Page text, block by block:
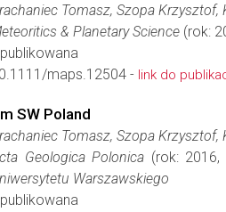
Tomasz, Szopa Krzysztof,
& Planetary Science (rok:
maps.12504 - link do
SW Poland
Tomasz, Szopa Krzysztof,
Geologica Polonica (rok:
Warszawskiego